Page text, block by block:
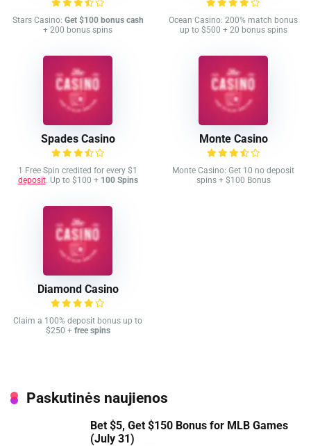
Stars Casino: Get $100 bonus cash
+ 200 bonus spins
Ocean Casino: 200% match bonus
up to $500 + 20 bonus spins
Spades Casino
1 Free Spin credited for every $1
deposit. Up to $100 + 100 Spins
Monte Casino
Monte Casino: Get 10 no deposit
spins + $100 Bonus
Diamond Casino
Claim a 100% deposit bonus up to
$250 + free spins
Paskutinės naujienos
Bet $5, Get $150 Bonus for MLB Games
(July 31)